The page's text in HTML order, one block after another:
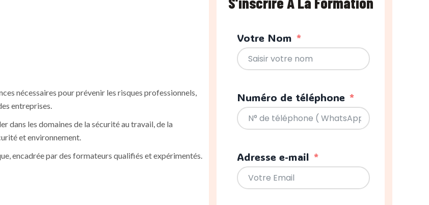
nécessaires pour prévenir les risques professionnels,
entreprises.
dans les domaines de la sécurité au travail, de la
et environnement.
encadrée par des formateurs qualifiés et expérimentés.
Votre Nom
Numéro de téléphone
Adresse e-mail